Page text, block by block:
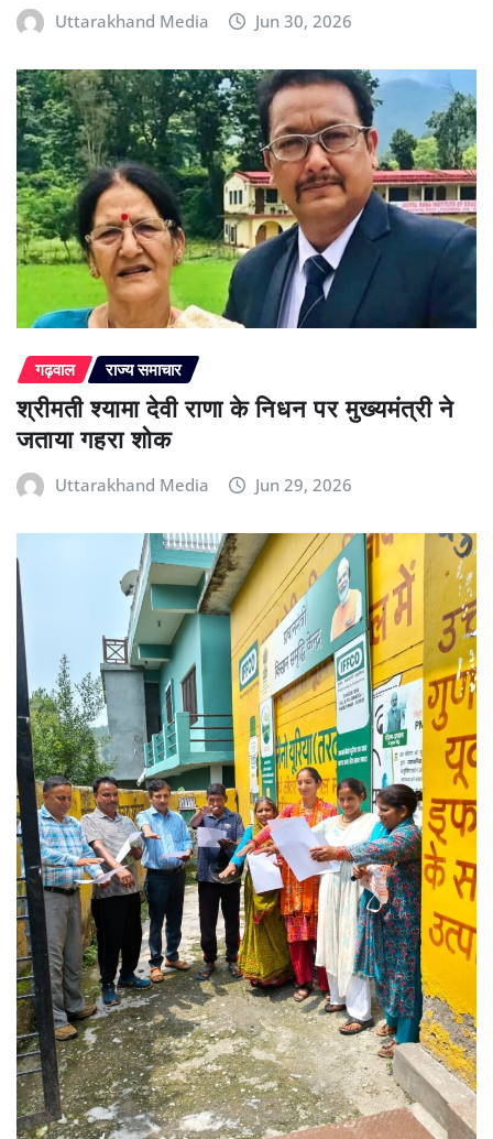
Uttarakhand Media Jun 30, 2026
गढ़वाल राज्य समाचार
श्रीमती श्यामा देवी राणा के निधन पर मुख्यमंत्री ने
जताया गहरा शोक
Uttarakhand Media Jun 29, 2026